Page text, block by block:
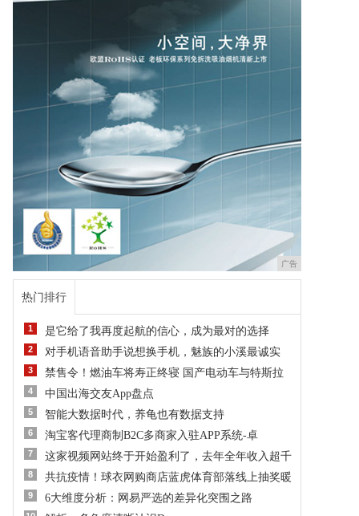
广告
热门排行
1 是它给了我再度起航的信心，成为最对的选择
2 对手机语音助手说想换手机，魅族的小溪最诚实
3 禁售令！燃油车将寿正终寝 国产电动车与特斯拉
4 中国出海交友App盘点
5 智能大数据时代，养龟也有数据支持
6 淘宝客代理商制B2C多商家入驻APP系统-卓
7 这家视频网站终于开始盈利了，去年全年收入超千
8 共抗疫情！球衣网购商店蓝虎体育部落线上抽奖暖
9 6大维度分析：网易严选的差异化突围之路